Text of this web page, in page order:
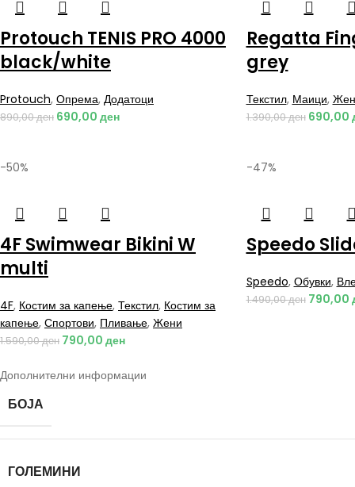
Protouch TENIS PRO 4000
black/white
Protouch, Опрема, Додатоци
890,00ден 690,00 ден
Regatta
grey
Текстил, Маици,
1.390,00ден 690,00
-50%
4F Swimwear Bikini W
multi
4F, Костим за капење, Текстил, Костим за
капење, Спортови, Пливање, Жени
1.590,00ден 790,00 ден
-47%
Speedo
Speedo, Обувки,
1.490,00ден 790,00
Дополнителни информации
БОЈА
ГОЛЕМИНИ